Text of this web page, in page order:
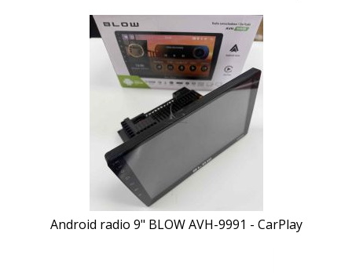
Android radio 9" BLOW AVH-9991 - CarPlay